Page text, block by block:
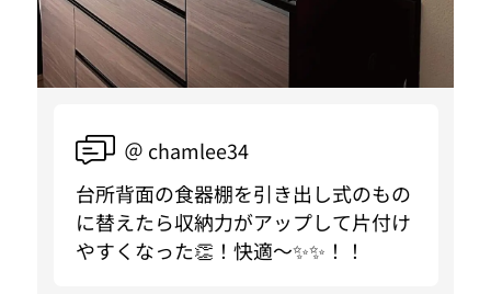
＠ chamlee34
台所背面の食器棚を引き出し式のもの
に替えたら収納力がアップして片付け
やすくなった👏！快適〜✨✨！！